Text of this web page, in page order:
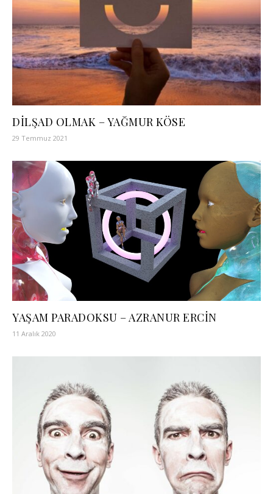
DİLŞAD OLMAK – YAĞMUR KÖSE
29 Temmuz 2021
YAŞAM PARADOKSU – AZRANUR ERCİN
11 Aralık 2020